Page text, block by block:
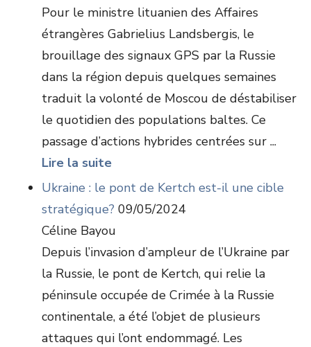
Pour le ministre lituanien des Affaires
étrangères Gabrielius Landsbergis, le
brouillage des signaux GPS par la Russie
dans la région depuis quelques semaines
traduit la volonté de Moscou de déstabiliser
le quotidien des populations baltes. Ce
passage d’actions hybrides centrées sur ...
Lire la suite
Ukraine : le pont de Kertch est-il une cible
stratégique? 09/05/2024
Céline Bayou
Depuis l’invasion d’ampleur de l’Ukraine par
la Russie, le pont de Kertch, qui relie la
péninsule occupée de Crimée à la Russie
continentale, a été l’objet de plusieurs
attaques qui l’ont endommagé. Les